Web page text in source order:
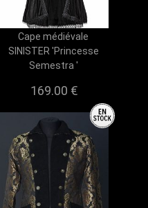
Cape médiévale
SINISTER 'Princesse
Semestra '
169.00 €